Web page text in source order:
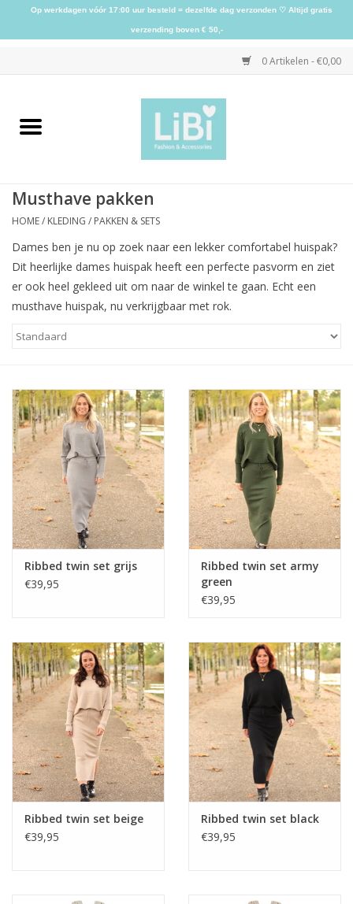
0 Artikelen - €0,00
Home
Schoenen
Sieraden
Accessoires
Home deco
SALE
Herensokken
Musthave pakken
HOME/ KLEDING / PAKKEN & SETS
Dames ben je nu op zoek naar een lekker comfortabel huispak?
Dit heerlijke dames huispak heeft een perfecte pasvorm en ziet
er ook heel gekleed uit om naar de winkel te gaan. Echt een
musthave huispak, nu verkrijgbaar met rok.
Ribbed twin set grijs
€39,95
Ribbed twin set army
green
€39,95
Ribbed twin set beige
€39,95
Ribbed twin set black
€39,95
Op werkdagen vóór 17:00 uur besteld = dezelfde dag verzonden ♡ Altijd gratis
verzending boven € 50,-